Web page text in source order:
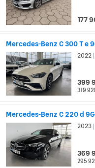
och Daimler uppfann
bilar än idag. DMGs
utförande, med
motorn i fronten och
Mercedes var också
säkerhetszonen i förar-
att fronten och bakdelen
(1951). Till den listan
med automatiskt
vid plötsliga ryck (1981).
177
Mercedes-Benz C 300 T e
2022
399
319
2023
369
295